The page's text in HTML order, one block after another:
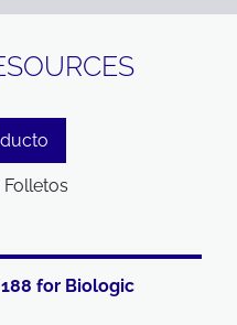
Folletos
for Biologic